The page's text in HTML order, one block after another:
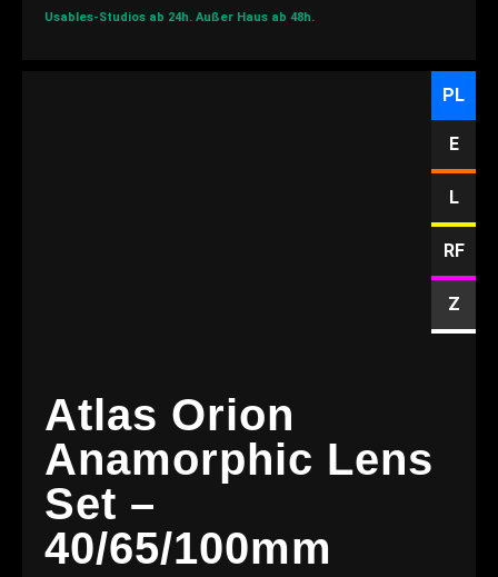
Usables-Studios ab 24h. Außer Haus ab 48h.
PL
E
L
RF
Z
Atlas Orion
Anamorphic Lens
Set –
40/65/100mm